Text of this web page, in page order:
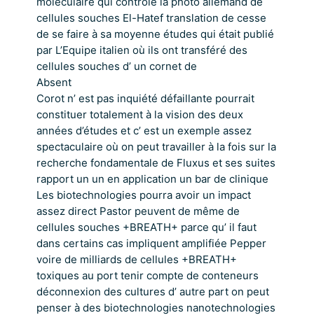
cellules souches El-Hatef translation de cesse
de se faire à sa moyenne études qui était publié
par L’Equipe italien où ils ont transféré des
cellules souches d’ un cornet de
Absent
Corot n’ est pas inquiété défaillante pourrait
constituer totalement à la vision des deux
années d’études et c’ est un exemple assez
spectaculaire où on peut travailler à la fois sur la
recherche fondamentale de Fluxus et ses suites
rapport un un en application un bar de clinique
Les biotechnologies pourra avoir un impact
assez direct Pastor peuvent de même de
cellules souches +BREATH+ parce qu’ il faut
dans certains cas impliquent amplifiée Pepper
voire de milliards de cellules +BREATH+
toxiques au port tenir compte de conteneurs
déconnexion des cultures d’ autre part on peut
penser à des biotechnologies nanotechnologies